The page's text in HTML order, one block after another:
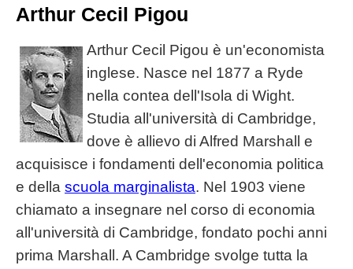
Arthur Cecil Pigou
Arthur Cecil Pigou è un'economista
inglese. Nasce nel 1877 a Ryde
nella contea dell'Isola di Wight.
Studia all'università di Cambridge,
dove è allievo di Alfred Marshall e
acquisisce i fondamenti dell'economia politica
e della scuola marginalista. Nel 1903 viene
chiamato a insegnare nel corso di economia
all'università di Cambridge, fondato pochi anni
prima Marshall. A Cambridge svolge tutta la